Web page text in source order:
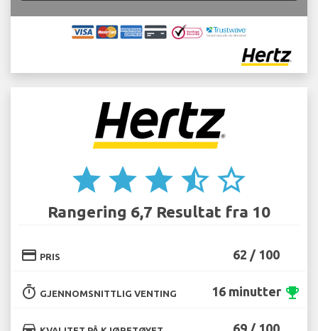
star star star star_half star_border
Rangering 6,7 Resultat fra 10
credit_card PRIS 62 / 100
timer GJENNOMSNITTLIG VENTING 16 minutter emoji_events